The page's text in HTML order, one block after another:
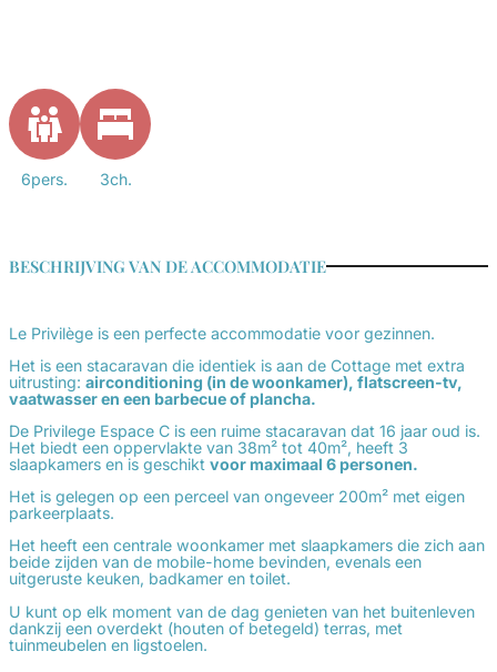
6pers. 3ch.
BESCHRIJVING VAN DE ACCOMMODATIE
Le Privilège is een perfecte accommodatie voor gezinnen.
Het is een stacaravan die identiek is aan de Cottage met extra
uitrusting: airconditioning (in de woonkamer), flatscreen-tv,
vaatwasser en een barbecue of plancha.
De Privilege Espace C is een ruime stacaravan dat 16 jaar oud is.
Het biedt een oppervlakte van 38m² tot 40m², heeft 3
slaapkamers en is geschikt voor maximaal 6 personen.
Het is gelegen op een perceel van ongeveer 200m² met eigen
parkeerplaats.
Het heeft een centrale woonkamer met slaapkamers die zich aan
beide zijden van de mobile-home bevinden, evenals een
uitgeruste keuken, badkamer en toilet.
U kunt op elk moment van de dag genieten van het buitenleven
dankzij een overdekt (houten of betegeld) terras, met
tuinmeubelen en ligstoelen.